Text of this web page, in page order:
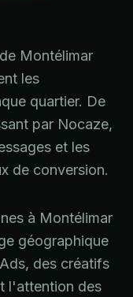
Montélimar
les
quartier. De
par Nocaze,
et les
de conversion.
à Montélimar
géographique
des créatifs
l'attention des